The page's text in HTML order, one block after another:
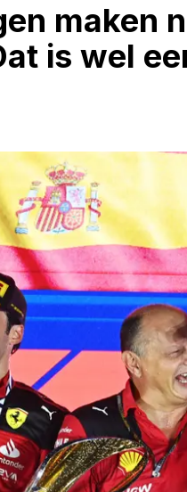
maken
is wel